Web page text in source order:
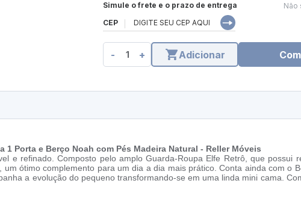
Simule o frete e o prazo de entrega
CEP
Não
- + Adicionar
Porta e Berço Noah com Pés Madeira Natural - Reller Móveis
e refinado. Composto pelo amplo Guarda-Roupa Elfe Retrô, que possui
ótimo complemento para um dia a dia mais prático. Conta ainda com o
a evolução do pequeno transformando-se em uma linda mini cama.